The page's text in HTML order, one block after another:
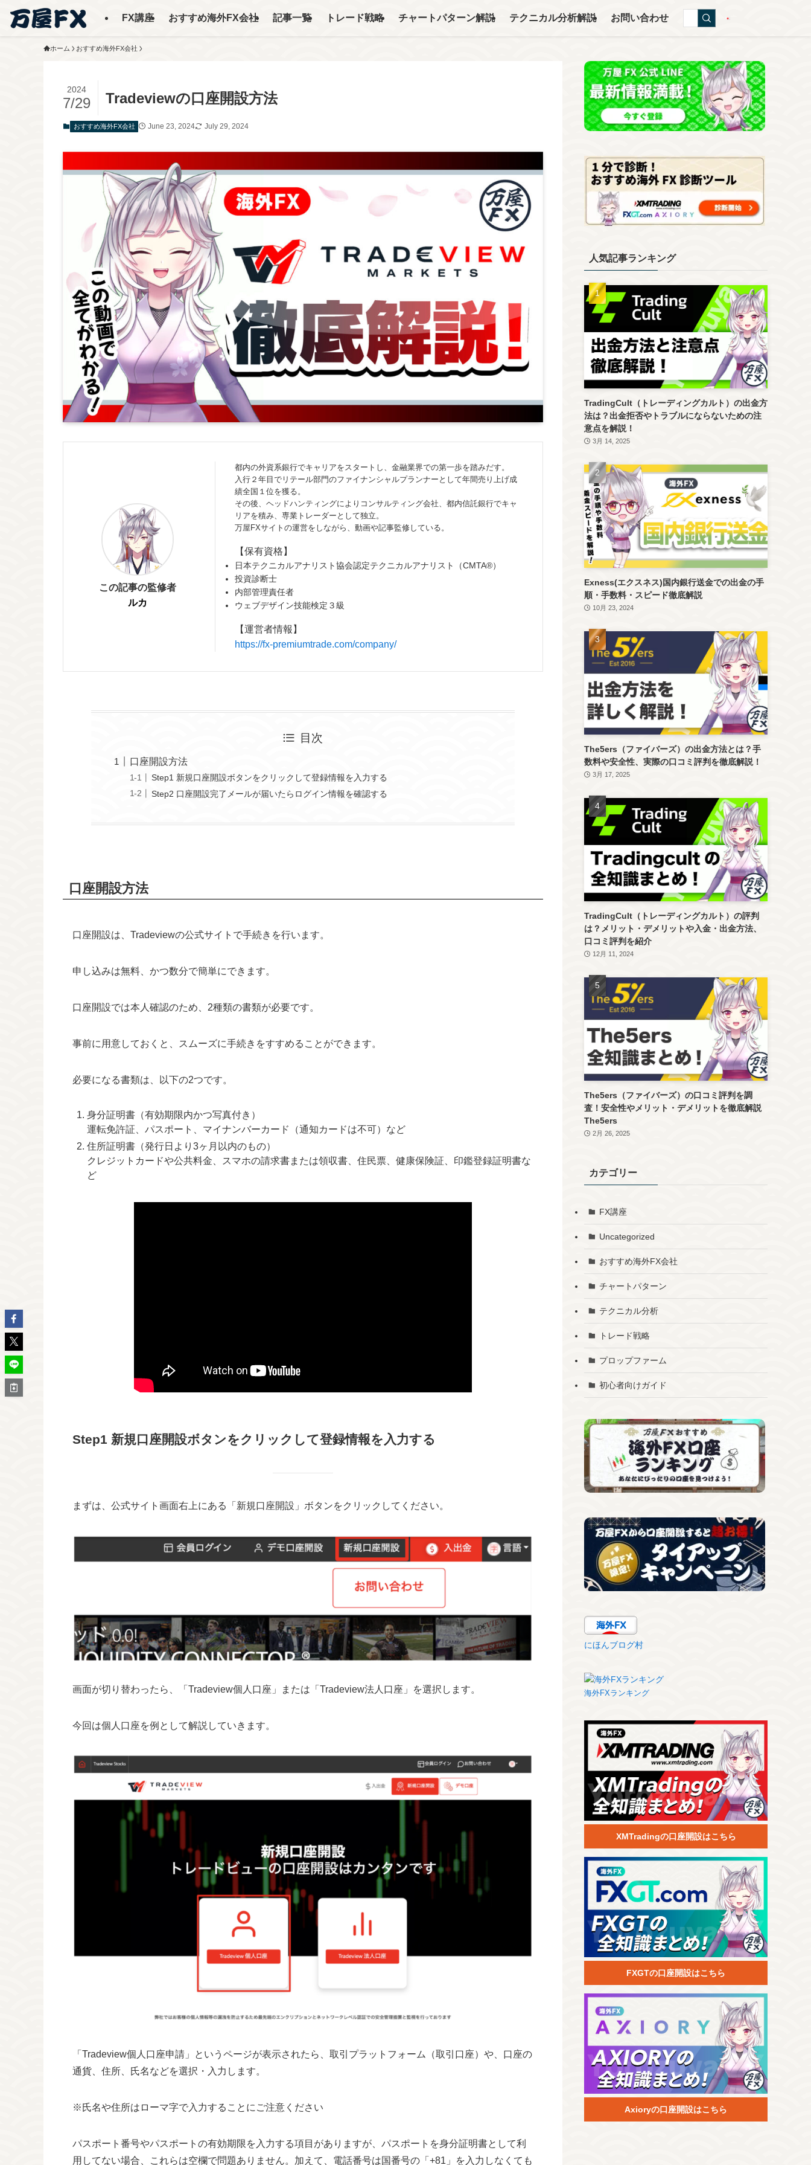
FX講座 おすすめ海外FX会社 記事一覧 トレード戦略 チャートパターン解説 テクニカル分析解説 お問い合わせ
ホーム おすすめ海外FX会社
Tradeviewの口座開設方法
2024
7/29
おすすめ海外FX会社 June 23, 2024 July 29, 2024
この記事の監修者
ルカ
都内の外資系銀行でキャリアをスタートし、金融業界での第一歩を踏みだす。
入行２年目でリテール部門のファイナンシャルプランナーとして年間売り上げ成
績全国１位を獲る。
その後、ヘッドハンティングによりコンサルティング会社、都内信託銀行でキャ
リアを積み、専業トレーダーとして独立。
万屋FXサイトの運営をしながら、動画や記事監修している。
【保有資格】
日本テクニカルアナリスト協会認定テクニカルアナリスト（CMTA®）
投資診断士
内部管理責任者
ウェブデザイン技能検定３級
【運営者情報】
https://fx-premiumtrade.com/company/
目次
口座開設方法
Step1 新規口座開設ボタンをクリックして登録情報を入力する
Step2 口座開設完了メールが届いたらログイン情報を確認する
口座開設方法
口座開設は、Tradeviewの公式サイトで手続きを行います。
申し込みは無料、かつ数分で簡単にできます。
口座開設では本人確認のため、2種類の書類が必要です。
事前に用意しておくと、スムーズに手続きをすすめることができます。
必要になる書類は、以下の2つです。
身分証明書（有効期限内かつ写真付き）
運転免許証、パスポート、マイナンバーカード（通知カードは不可）など
住所証明書（発行日より3ヶ月以内のもの）
クレジットカードや公共料金、スマホの請求書または領収書、住民票、健康保険証、印鑑登録証明書な
ど
Step1 新規口座開設ボタンをクリックして登録情報を入力する
まずは、公式サイト画面右上にある「新規口座開設」ボタンをクリックしてください。
画面が切り替わったら、「Tradeview個人口座」または「Tradeview法人口座」を選択します。
今回は個人口座を例として解説していきます。
「Tradeview個人口座申請」というページが表示されたら、取引プラットフォーム（取引口座）や、口座の
通貨、住所、氏名などを選択・入力します。
※氏名や住所はローマ字で入力することにご注意ください
パスポート番号やパスポートの有効期限を入力する項目がありますが、パスポートを身分証明書として利
用してない場合、これらは空欄で問題ありません。加えて、電話番号は国番号の「+81」を入力しなくても
人気記事ランキング
TradingCult（トレーディングカルト）の出金方
法は？出金拒否やトラブルにならないための注
意点を解説！
3月 14, 2025
Exness(エクスネス)国内銀行送金での出金の手
順・手数料・スピード徹底解説
10月 23, 2024
The5ers（ファイバーズ）の出金方法とは？手
数料や安全性、実際の口コミ評判を徹底解説！
3月 17, 2025
TradingCult（トレーディングカルト）の評判
は？メリット・デメリットや入金・出金方法、
口コミ評判を紹介
12月 11, 2024
The5ers（ファイバーズ）の口コミ評判を調
査！安全性やメリット・デメリットを徹底解説
The5ers
2月 26, 2025
カテゴリー
FX講座
Uncategorized
おすすめ海外FX会社
チャートパターン
テクニカル分析
トレード戦略
プロップファーム
初心者向けガイド
にほんブログ村
海外FXランキング
XMTradingの口座開設はこちら
FXGTの口座開設はこちら
Axioryの口座開設はこちら